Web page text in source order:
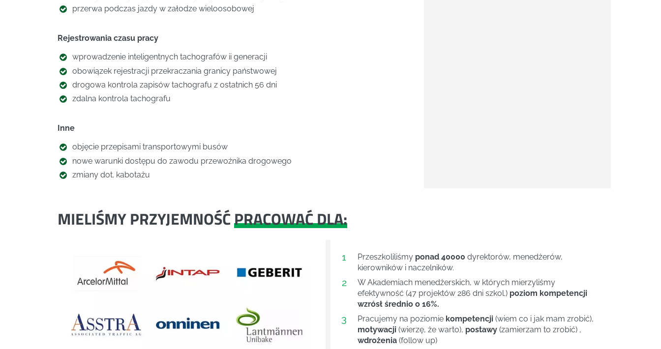
przerwa podczas jazdy w załodze wieloosobowej
Rejestrowania czasu pracy
wprowadzenie inteligentnych tachografów ii generacji
obowiązek rejestracji przekraczania granicy państwowej
drogowa kontrola zapisów tachografu z ostatnich 56 dni
zdalna kontrola tachografu
Inne
objęcie przepisami transportowymi busów
nowe warunki dostępu do zawodu przewoźnika drogowego
zmiany dot. kabotażu
MIELIŚMY PRZYJEMNOŚĆPRACOWAĆ DLA:
1 Przeszkoliliśmy ponad 40000 dyrektorów, menedżerów,
kierowników i naczelników.
2
W Akademiach menedżerskich, w których mierzyliśmy
efektywność (47 projektów 286 dni szkol.) poziom kompetencji
wzrósł średnio o 16%.
3 Pracujemy na poziomie kompetencji (wiem co i jak mam zrobić),
motywacji (wierzę, że warto), postawy (zamierzam to zrobić) ,
wdrożenia (follow up)